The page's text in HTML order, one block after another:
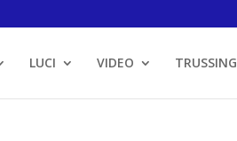
LUCI VIDEO TRUSSING